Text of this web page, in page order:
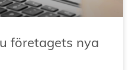
företagets nya